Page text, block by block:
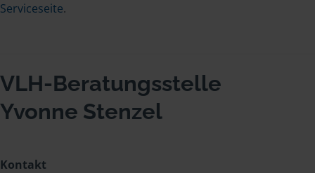
Serviceseite.
VLH-Beratungsstelle
Yvonne Stenzel
Kontakt